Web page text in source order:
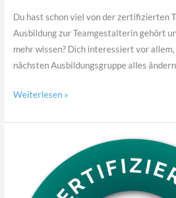
Du hast schon viel von der zertifizierten
Ausbildung zur Teamgestalterin gehört
mehr wissen? Dich interessiert vor
nächsten Ausbildungsgruppe alles
Weiterlesen »
Informations
27.05.2026